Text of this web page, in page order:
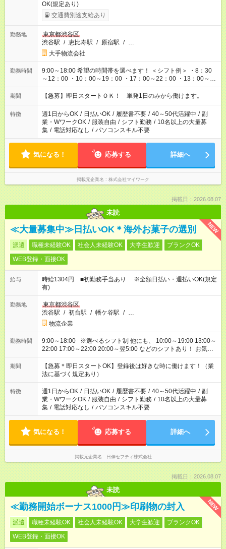
OK(規定あり)
交通費別途支給あり
勤務地
東京都渋谷区
渋谷駅 / 恵比寿駅 / 原宿駅 / …
大手物流会社
勤務時間
9:00～18:00 希望の時間帯を選べます！ ＜シフト例＞ ・8：30
～12：00 ・10：00～19：00 ・17：00～22：00 ・13：00～
22：00 ・22：00～翌6：00 など
期間 【急募】即日スタートＯＫ！ 単発1日のみから働けます。
特徴 週1日からOK / 日払いOK / 履歴書不要 / 40～50代活躍中 / 副
業・WワークOK / 服装自由 / シフト勤務 / 10名以上の大量募
集 / 電話対応なし / パソコンスキル不要
気になる！ 応募する 詳細へ
掲載元企業名 株式会社マイワーク
掲載日：2026.08.07
未読
NEW
≪大量募集中≫日払いOK＊海外お菓子の選別
派遣 職種未経験OK 社会人未経験OK 大学生歓迎
ブランクOK
WEB登録・面接OK
給与
時給1304円 ■初勤務手当あり ※全額日払い・週払いOK(規定
有)
勤務地
東京都渋谷区
渋谷駅 / 初台駅 / 幡ケ谷駅 / …
物流企業
勤務時間
9:00～18:00 ※選べるシフト制 他にも、 10:00～19:00 13:00～
22:00 17:00～22:00 20:00～翌5:00 などのシフトあり！ お気軽
にご相談ください！
期間
【急募＊即日スタートOK】登録後は好きな時に働けます！（業
法に基づく規定あり）
特徴 週1日からOK / 日払いOK / 履歴書不要 / 40～50代活躍中 / 副
業・WワークOK / 服装自由 / シフト勤務 / 10名以上の大量募
集 / 電話対応なし / パソコンスキル不要
気になる！ 応募する 詳細へ
掲載元企業名 日伸セフティ株式会社
掲載日：2026.08.07
未読
NEW
≪勤務開始ボーナス1000円≫印刷物の封入
派遣 職種未経験OK 社会人未経験OK 大学生歓迎
ブランクOK
WEB登録・面接OK